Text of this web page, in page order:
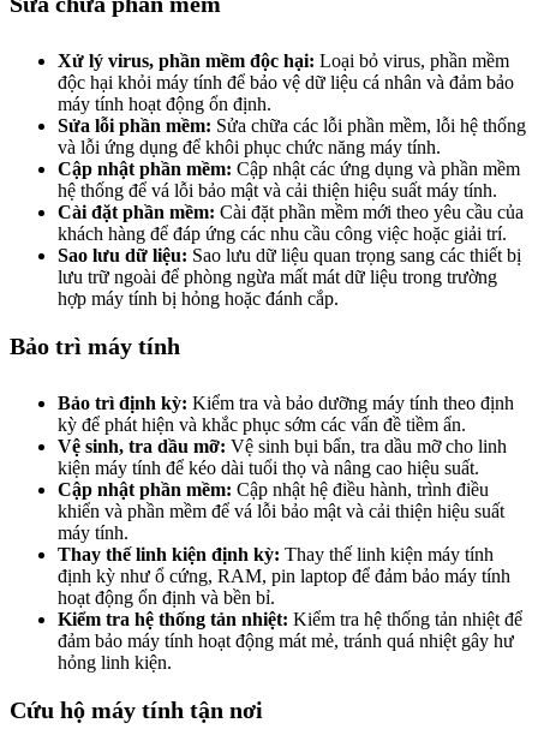
Xử lý virus, phần mềm độc hại: Loại bỏ virus, phần mềm
độc hại khỏi máy tính để bảo vệ dữ liệu cá nhân và đảm bảo
máy tính hoạt động ổn định.
Sửa lỗi phần mềm: Sửa chữa các lỗi phần mềm, lỗi hệ thống
và lỗi ứng dụng để khôi phục chức năng máy tính.
Cập nhật phần mềm: Cập nhật các ứng dụng và phần mềm
hệ thống để vá lỗi bảo mật và cải thiện hiệu suất máy tính.
Cài đặt phần mềm: Cài đặt phần mềm mới theo yêu cầu của
khách hàng để đáp ứng các nhu cầu công việc hoặc giải trí.
Sao lưu dữ liệu: Sao lưu dữ liệu quan trọng sang các thiết bị
lưu trữ ngoài để phòng ngừa mất mát dữ liệu trong trường
hợp máy tính bị hỏng hoặc đánh cắp.
Bảo trì máy tính
Bảo trì định kỳ: Kiểm tra và bảo dưỡng máy tính theo định
kỳ để phát hiện và khắc phục sớm các vấn đề tiềm ẩn.
Vệ sinh, tra dầu mỡ: Vệ sinh bụi bẩn, tra dầu mỡ cho linh
kiện máy tính để kéo dài tuổi thọ và nâng cao hiệu suất.
Cập nhật phần mềm: Cập nhật hệ điều hành, trình điều
khiển và phần mềm để vá lỗi bảo mật và cải thiện hiệu suất
máy tính.
Thay thế linh kiện định kỳ: Thay thế linh kiện máy tính
định kỳ như ổ cứng, RAM, pin laptop để đảm bảo máy tính
hoạt động ổn định và bền bỉ.
Kiểm tra hệ thống tản nhiệt: Kiểm tra hệ thống tản nhiệt để
đảm bảo máy tính hoạt động mát mẻ, tránh quá nhiệt gây hư
hỏng linh kiện.
Cứu hộ máy tính tận nơi